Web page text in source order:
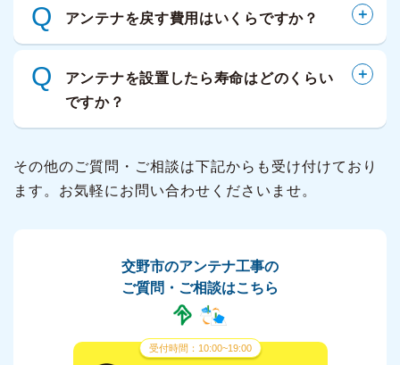
Q アンテナを戻す費用はいくらですか？
Q
アンテナを設置したら寿命はどのくらい
ですか？
その他のご質問・ご相談は下記からも受け付けており
ます。お気軽にお問い合わせくださいませ。
交野市のアンテナ工事の
ご質問・ご相談はこちら
受付時間：10:00~19:00